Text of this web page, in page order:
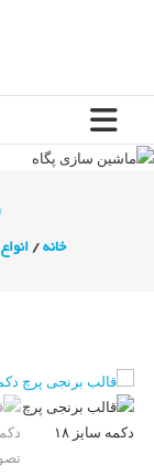
خانه /